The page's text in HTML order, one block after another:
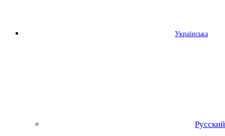
Українська
Русский